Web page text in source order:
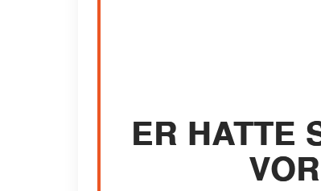
ER HATTE